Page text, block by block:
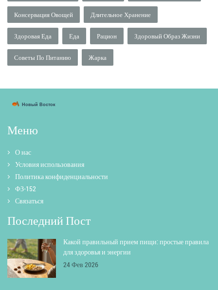
Консервация Овощей Длительное Хранение
Здоровая Еда Еда Рацион Здоровый Образ Жизни
Советы По Питанию Жарка
Меню
О нас
Условия использования
Политика конфиденциальности
ФЗ-152
Связаться
Последний Пост
Какой правильный прием пищи: простые правила
для здоровья и энергии
24 Фев 2026